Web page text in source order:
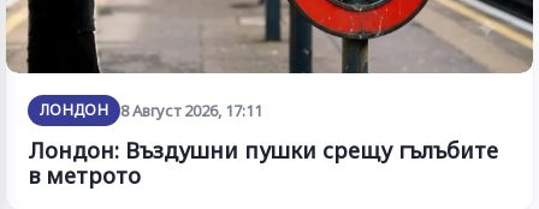
ЛОНДОН 8 Август 2026, 17:11
Лондон: Въздушни пушки срещу гълъбите
в метрото